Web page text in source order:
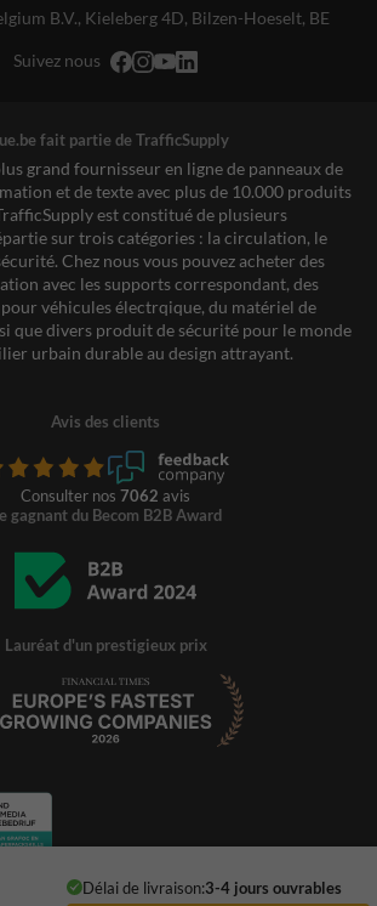
Délai de livraison:3-4 jours ouvrables
B.V., Kieleberg 4D, Bilzen-Hoeselt, BE
Suivez nous
fait partie de TrafficSupply
grand fournisseur en ligne de panneaux de
et de texte avec plus de 10.000 produits
est constitué de plusieurs
sur trois catégories : la circulation, le
Chez nous vous pouvez acheter des
avec les supports correspondant, des
véhicules électrqique, du matériel de
que divers produit de sécurité pour le monde
urbain durable au design attrayant.
Avis des clients
Consulter nos 7062 avis
gagnant du Becom B2B Award
Lauréat d'un prestigieux prix